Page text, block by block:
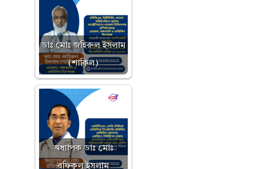
ডাঃ মোঃ জহিরুল ইসলাম
(শাকিল)
অধ্যাপক ডাঃ মোঃ
রফিকুল ইসলাম